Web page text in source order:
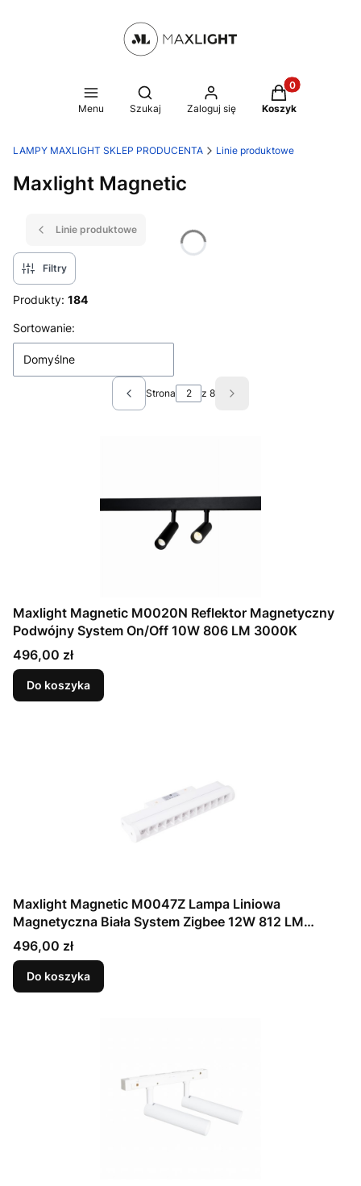
Menu
Otwórz wyszukiwarkę
Szukaj Zaloguj się
Produkty w
Koszyk
LAMPY MAXLIGHT SKLEP PRODUCENTA Linie produktowe
Maxlight Magnetic
Linie produktowe
Filtry
Produkty: 184
Lista produktów
Sortowanie:
Domyślne
Poprzednie produkty
Strona z 8 Następne produkty
Maxlight Magnetic M0020N Reflektor Magnetyczny
Podwójny System On/Off 10W 806 LM 3000K
Cena
496,00 zł
Do koszyka
Maxlight Magnetic M0047Z Lampa Liniowa
Magnetyczna Biała System Zigbee 12W 812 LM
2700/5000K
Cena
496,00 zł
Do koszyka